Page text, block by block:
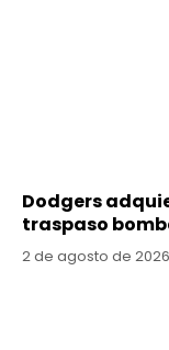
Dodgers
traspaso
2 de agosto de 2026